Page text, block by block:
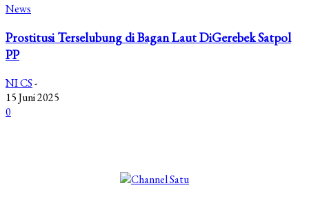
News
Prostitusi Terselubung di Bagan Laut DiGerebek Satpol
PP
NI CS-
15 Juni 2025
0